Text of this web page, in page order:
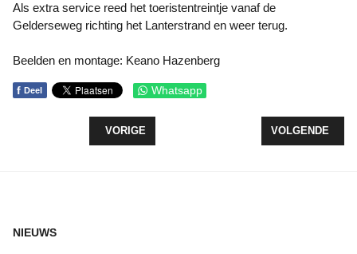
Als extra service reed het toeristentreintje vanaf de
Gelderseweg richting het Lanterstrand en weer terug.
Beelden en montage: Keano Hazenberg
f Deel Whatsapp
VORIG ARTIKEL: SENIORWEB WORKSHOP
VORIGE VOLGENDE
VOLGENDE
NIEUWS